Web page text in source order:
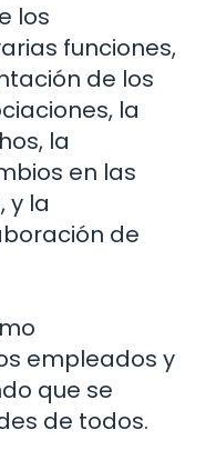
los
funciones,
de los
la
la
en las
y la
de
empleados y
que se
de todos.